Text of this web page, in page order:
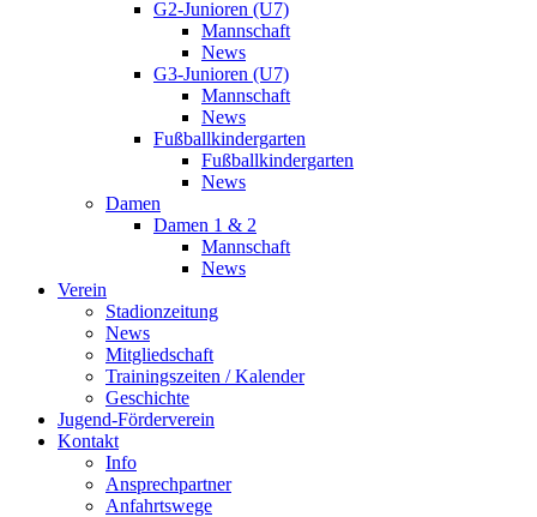
G2-Junioren (U7)
Mannschaft
News
G3-Junioren (U7)
Mannschaft
News
Fußballkindergarten
Fußballkindergarten
News
Damen
Damen 1 & 2
Mannschaft
News
Verein
Stadionzeitung
News
Mitgliedschaft
Trainingszeiten / Kalender
Geschichte
Jugend-Förderverein
Kontakt
Info
Ansprechpartner
Anfahrtswege